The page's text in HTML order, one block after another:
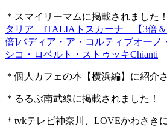
＊スマイリーマムに掲載されました！
タリア ITALIAトスカーナ 【3倍＆
倍]バディア・ア・コルティブオーノ
シコ・ロベルト・ストゥッキChianti
＊個人カフェの本【横浜編】に紹介
＊るるぶ南武線に掲載されました！
＊tvkテレビ神奈川、LOVEかわさき